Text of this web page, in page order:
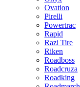
Ovation
Pirelli
Powertrac
Rapid
Razi Tire
Riken
Roadboss
Roadcruza
Roadking